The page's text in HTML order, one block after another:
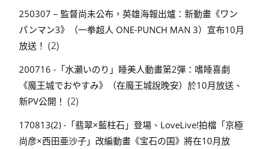
250307 – 監督尚未公布，英雄海報出爐：新動畫《ワン
パンマン3》（一拳超人 ONE-PUNCH MAN 3）宣布10月
放送！ (2)
200716 -「水瀬いのり」睡美人動畫第2彈：嗜睡喜劇
《魔王城でおやすみ》（在魔王城說晚安）於10月放送、
新PV公開！ (2)
170813(2) -「翡翠×藍柱石」登場、LoveLive!拍檔「京極
尚彦×西田亜沙子」改編動畫《宝石の国》將在10月放